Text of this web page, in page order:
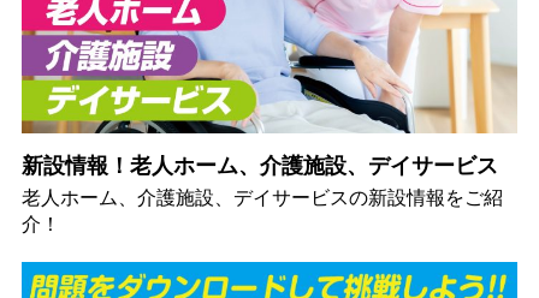
新設情報！老人ホーム、介護施設、デイサービス
老人ホーム、介護施設、デイサービスの新設情報をご紹
介！